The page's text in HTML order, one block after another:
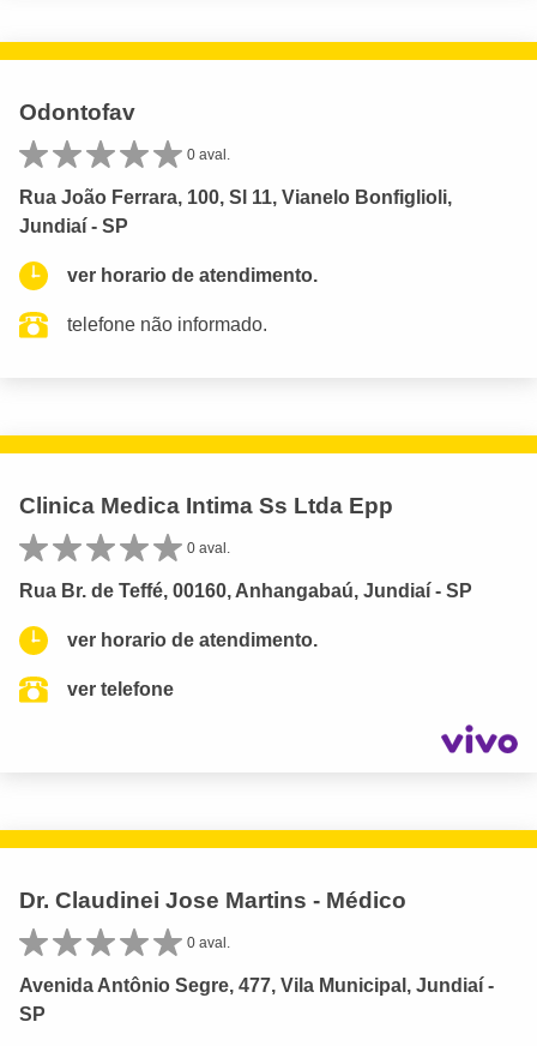
Odontofav
0 aval.
Rua João Ferrara, 100, Sl 11, Vianelo Bonfiglioli,
Jundiaí - SP
ver horario de atendimento.
telefone não informado.
Clinica Medica Intima Ss Ltda Epp
0 aval.
Rua Br. de Teffé, 00160, Anhangabaú, Jundiaí - SP
ver horario de atendimento.
ver telefone
Dr. Claudinei Jose Martins - Médico
0 aval.
Avenida Antônio Segre, 477, Vila Municipal, Jundiaí -
SP